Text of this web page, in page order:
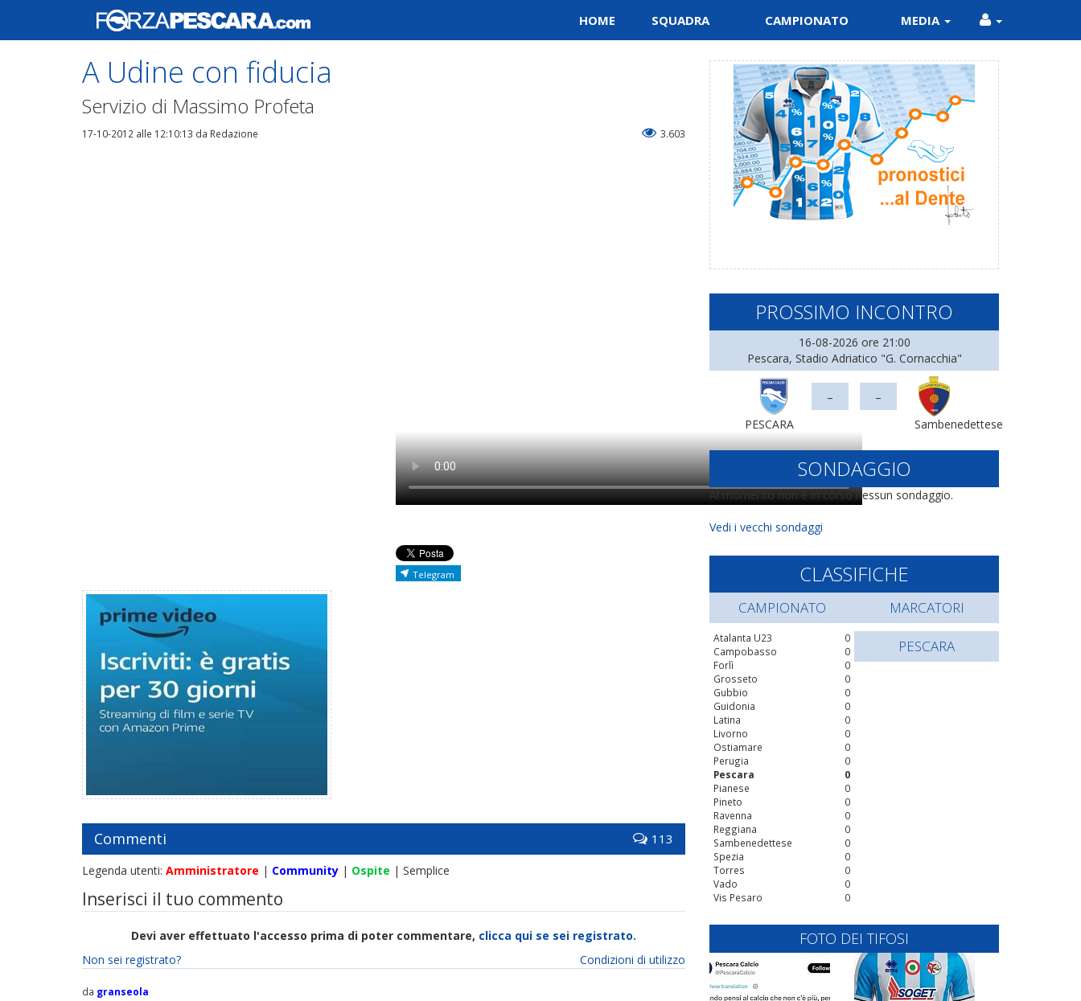
HOME SQUADRA CAMPIONATO MEDIA
A Udine con fiducia
Servizio di Massimo Profeta
17-10-2012 alle 12:10:13 da Redazione 3.603
Telegram
Commenti 113
Legenda utenti: Amministratore | Community | Ospite | Semplice
Inserisci il tuo commento
Devi aver effettuato l'accesso prima di poter commentare, clicca qui se sei registrato.
Condizioni di utilizzo
Non sei registrato?
da granseola
PROSSIMO INCONTRO
16-08-2026 ore 21:00
Pescara, Stadio Adriatico "G. Cornacchia"
PESCARA
- -
Sambenedettese
SONDAGGIO
Al momento non è in corso nessun sondaggio.
Vedi i vecchi sondaggi
CLASSIFICHE
CAMPIONATO
0
Atalanta U23
0
Campobasso
0
Forlì
0
Grosseto
0
Gubbio
0
Guidonia
0
Latina
0
Livorno
0
Ostiamare
0
Perugia
0
Pescara
0
Pianese
0
Pineto
0
Ravenna
0
Reggiana
0
Sambenedettese
0
Spezia
0
Torres
0
Vado
0
Vis Pesaro
MARCATORI
PESCARA
FOTO DEI TIFOSI